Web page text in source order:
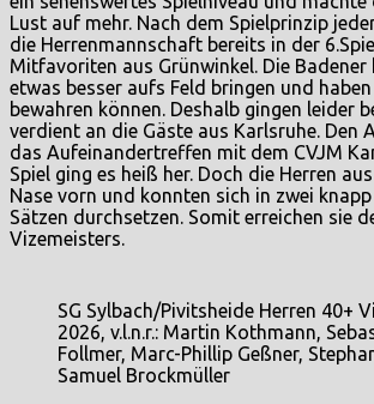
Lust auf mehr. Nach dem Spielprinzip
die Herrenmannschaft bereits in der
Mitfavoriten aus Grünwinkel. Die Badener
etwas besser aufs Feld bringen und
bewahren können. Deshalb gingen leider
verdient an die Gäste aus Karlsruhe. Den
das Aufeinandertreffen mit dem CVJM
Spiel ging es heiß her. Doch die Herren
Nase vorn und konnten sich in zwei
Sätzen durchsetzen. Somit erreichen sie
Vizemeisters.
SG Sylbach/Pivitsheide Herren 40+
2026, v.l.n.r.: Martin Kothmann,
Follmer, Marc-Phillip Geßner,
Samuel Brockmüller